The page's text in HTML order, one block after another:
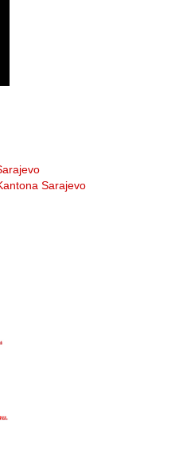
Sarajevo